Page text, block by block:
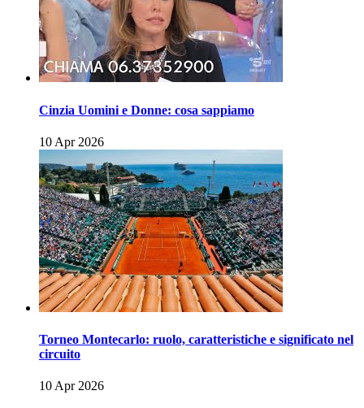
Cinzia Uomini e Donne: cosa sappiamo
10 Apr 2026
Torneo Montecarlo: ruolo, caratteristiche e significato nel
circuito
10 Apr 2026